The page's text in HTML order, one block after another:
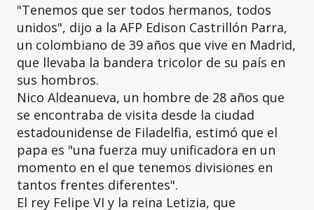
"Tenemos que ser todos hermanos, todos
unidos", dijo a la AFP Edison Castrillón Parra,
un colombiano de 39 años que vive en Madrid,
que llevaba la bandera tricolor de su país en
sus hombros.
Nico Aldeanueva, un hombre de 28 años que
se encontraba de visita desde la ciudad
estadounidense de Filadelfia, estimó que el
papa es "una fuerza muy unificadora en un
momento en el que tenemos divisiones en
tantos frentes diferentes".
El rey Felipe VI y la reina Letizia, que